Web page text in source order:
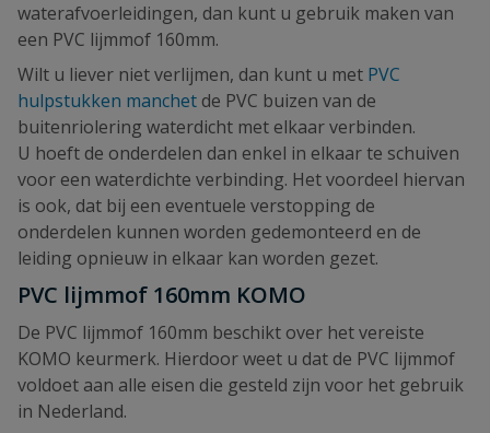
waterafvoerleidingen, dan kunt u gebruik maken van
een PVC lijmmof 160mm.
Wilt u liever niet verlijmen, dan kunt u met PVC
hulpstukken manchet de PVC buizen van de
buitenriolering waterdicht met elkaar verbinden.
U hoeft de onderdelen dan enkel in elkaar te schuiven
voor een waterdichte verbinding. Het voordeel hiervan
is ook, dat bij een eventuele verstopping de
onderdelen kunnen worden gedemonteerd en de
leiding opnieuw in elkaar kan worden gezet.
PVC lijmmof 160mm KOMO
De PVC lijmmof 160mm beschikt over het vereiste
KOMO keurmerk. Hierdoor weet u dat de PVC lijmmof
voldoet aan alle eisen die gesteld zijn voor het gebruik
in Nederland.